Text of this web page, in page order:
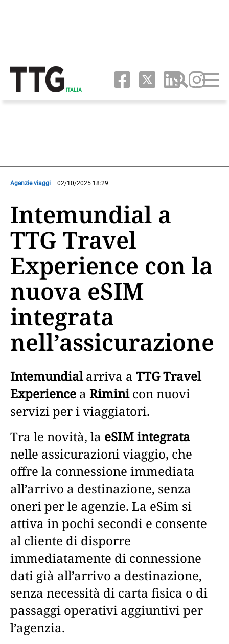
Agenzie viaggi 02/10/2025 18:29
Intemundial a
TTG Travel
Experience con la
nuova eSIM
integrata
nell’assicurazione
Intemundialarriva a TTG Travel
Experience a Riminicon nuovi
servizi per i viaggiatori.
Tra le novità, la eSIM integrata
nelle assicurazioni viaggio, che
offre la connessione immediata
all’arrivo a destinazione, senza
oneri per le agenzie. La eSim si
attiva in pochi secondi e consente
al cliente di disporre
immediatamente di connessione
dati già all’arrivo a destinazione,
senza necessità di carta fisica o di
passaggi operativi aggiuntivi per
l’agenzia.